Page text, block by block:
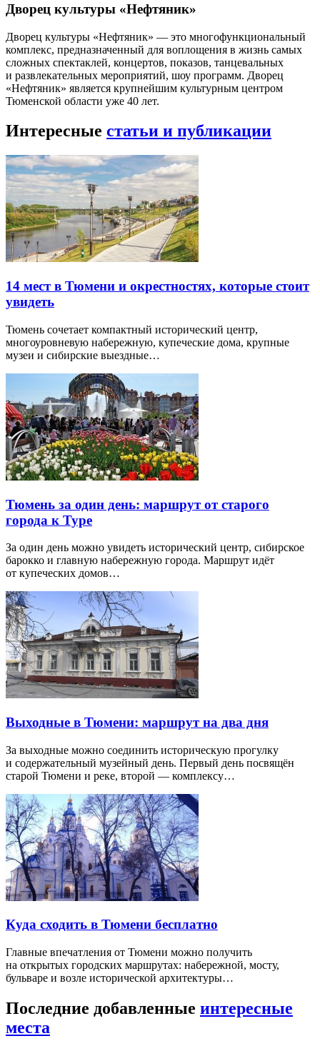
Дворец культуры «Нефтяник»
Дворец культуры «Нефтяник» — это многофункциональный
комплекс, предназначенный для воплощения в жизнь самых
сложных спектаклей, концертов, показов, танцевальных
и развлекательных мероприятий, шоу программ. Дворец
«Нефтяник» является крупнейшим культурным центром
Тюменской области уже 40 лет.
Интересные статьи и публикации
14 мест в Тюмени и окрестностях, которые стоит
увидеть
Тюмень сочетает компактный исторический центр,
многоуровневую набережную, купеческие дома, крупные
музеи и сибирские выездные…
Тюмень за один день: маршрут от старого
города к Туре
За один день можно увидеть исторический центр, сибирское
барокко и главную набережную города. Маршрут идёт
от купеческих домов…
Выходные в Тюмени: маршрут на два дня
За выходные можно соединить историческую прогулку
и содержательный музейный день. Первый день посвящён
старой Тюмени и реке, второй — комплексу…
Куда сходить в Тюмени бесплатно
Главные впечатления от Тюмени можно получить
на открытых городских маршрутах: набережной, мосту,
бульваре и возле исторической архитектуры…
Последние добавленные интересные
места